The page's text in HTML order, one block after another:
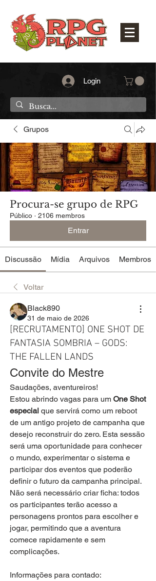
Login
Grupos
Procura-se grupo de RPG
Público · 2106 membros
Entrar
Discussão Mídia Arquivos Membros
Voltar
Black890
31 de maio de 2026
[RECRUTAMENTO] ONE SHOT DE
FANTASIA SOMBRIA – GODS:
THE FALLEN LANDS
Convite do Mestre
Saudações, aventureiros!
Estou abrindo vagas para um One Shot
especial que servirá como um reboot
de um antigo projeto de campanha que
desejo reconstruir do zero. Esta sessão
será uma oportunidade para conhecer
o mundo, experimentar o sistema e
participar dos eventos que poderão
definir o futuro da campanha principal.
Não será necessário criar ficha: todos
os participantes terão acesso a
personagens prontos para escolher e
jogar, permitindo que a aventura
comece rapidamente e sem
complicações.
Informações para contado: